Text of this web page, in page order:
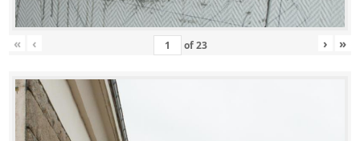
« ‹ of23 › »